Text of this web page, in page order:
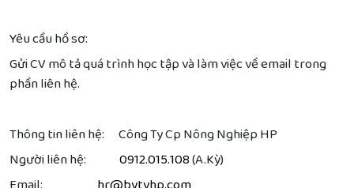
Yêu cầu hồ sơ:
Gửi CV mô tả quá trình học tập và làm việc về email trong
phần liên hệ.
Thông tin liên hệ: Công Ty Cp Nông Nghiệp HP
Người liên hệ: 0912.015.108(A.Kỳ)